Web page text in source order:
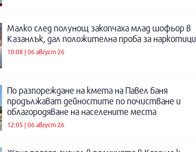
Малко след полунощ закопчаха млад шофьор в
Казанлък, дал положителна проба за наркотици
10:08 | 06 август 26
По разпореждане на кмета на Павел баня
продължават дейностите по почистване и
облагородяване на населените места
12:05 | 06 август 26